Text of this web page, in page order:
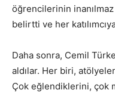
öğrencilerinin inanılmaz
belirtti ve her
Daha sonra, Cemil
aldılar. Her biri,
Çok eğlendiklerini, çok